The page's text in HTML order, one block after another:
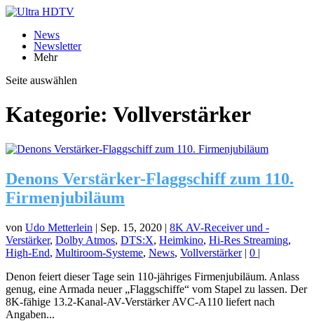
News
Newsletter
Mehr
Seite auswählen
Kategorie: Vollverstärker
Denons Verstärker-Flaggschiff zum 110.
Firmenjubiläum
von Udo Metterlein | Sep. 15, 2020 | 8K AV-Receiver und -
Verstärker, Dolby Atmos, DTS:X, Heimkino, Hi-Res Streaming,
High-End, Multiroom-Systeme, News, Vollverstärker| 0 |
Denon feiert dieser Tage sein 110-jähriges Firmenjubiläum. Anlass
genug, eine Armada neuer „Flaggschiffe“ vom Stapel zu lassen. Der
8K-fähige 13.2-Kanal-AV-Verstärker AVC-A110 liefert nach
Angaben...